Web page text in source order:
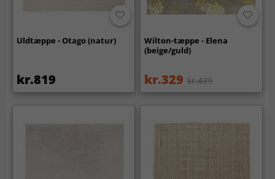
Uldtæppe - Otago (natur)
kr.819
Wilton-tæppe - Elena
(beige/guld)
kr.329 kr.439